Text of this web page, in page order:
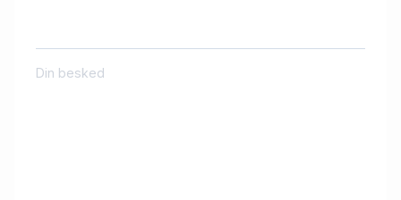
Din besked